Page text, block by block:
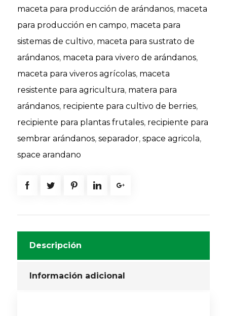
maceta para producción de arándanos, maceta
para producción en campo, maceta para
sistemas de cultivo, maceta para sustrato de
arándanos, maceta para vivero de arándanos,
maceta para viveros agrícolas, maceta
resistente para agricultura, matera para
arándanos, recipiente para cultivo de berries,
recipiente para plantas frutales, recipiente para
sembrar arándanos, separador, space agricola,
space arandano
Descripción
Información adicional